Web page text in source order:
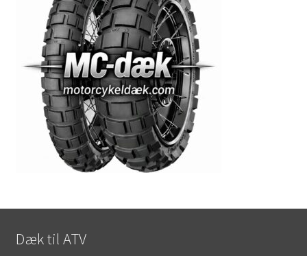
Dæk til ATV